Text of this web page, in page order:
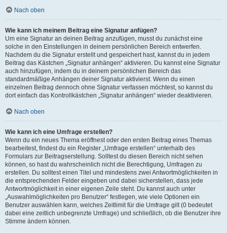
Nach oben
Wie kann ich meinem Beitrag eine Signatur anfügen?
Um eine Signatur an deinen Beitrag anzufügen, musst du zunächst eine
solche in den Einstellungen in deinem persönlichen Bereich entwerfen.
Nachdem du die Signatur erstellt und gespeichert hast, kannst du in jedem
Beitrag das Kästchen „Signatur anhängen“ aktivieren. Du kannst eine Signatur
auch hinzufügen, indem du in deinem persönlichen Bereich das
standardmäßige Anhängen deiner Signatur aktivierst. Wenn du einen
einzelnen Beitrag dennoch ohne Signatur verfassen möchtest, so kannst du
dort einfach das Kontrollkästchen „Signatur anhängen“ wieder deaktivieren.
Nach oben
Wie kann ich eine Umfrage erstellen?
Wenn du ein neues Thema eröffnest oder den ersten Beitrag eines Themas
bearbeitest, findest du ein Register „Umfrage erstellen“ unterhalb des
Formulars zur Beitragserstellung. Solltest du diesen Bereich nicht sehen
können, so hast du wahrscheinlich nicht die Berechtigung, Umfragen zu
erstellen. Du solltest einen Titel und mindestens zwei Antwortmöglichkeiten in
die entsprechenden Felder eingeben und dabei sicherstellen, dass jede
Antwortmöglichkeit in einer eigenen Zeile steht. Du kannst auch unter
„Auswahlmöglichkeiten pro Benutzer“ festlegen, wie viele Optionen ein
Benutzer auswählen kann, welches Zeitlimit für die Umfrage gilt (0 bedeutet
dabei eine zeitlich unbegrenzte Umfrage) und schließlich, ob die Benutzer ihre
Stimme ändern können.